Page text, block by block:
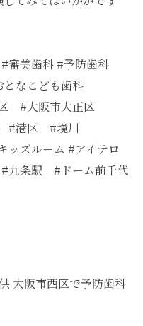
美歯科 #予防歯科
なこども歯科
#大阪市大正区
#港区 #境川
ズルーム #アイテロ
条駅 #ドーム前千代
大阪市西区で予防歯科